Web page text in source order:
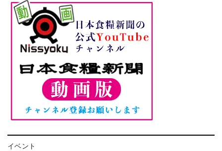
イベント